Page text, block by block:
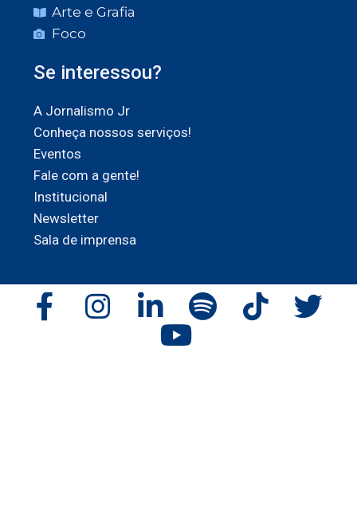
Arte e Grafia
Foco
Se interessou?
A Jornalismo Jr
Conheça nossos serviços!
Eventos
Fale com a gente!
Institucional
Newsletter
Sala de imprensa